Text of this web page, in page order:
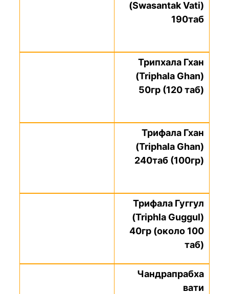
(Swasantak Vati)
190таб
Трипхала Гхан
(Triphala Ghan)
50гр (120 таб)
Трифала Гхан
(Triphala Ghan)
240таб (100гр)
Трифала Гуггул
(Triphla Guggul)
40гр (около 100
таб)
Чандрапрабха
вати